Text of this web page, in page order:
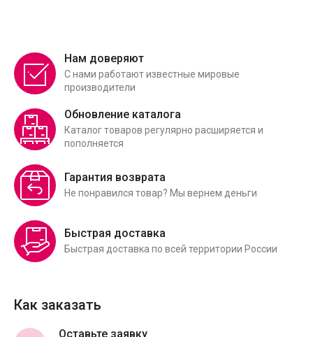
Нам доверяют
С нами работают известные мировые
производители
Обновление каталога
Каталог товаров регулярно расширяется и
пополняется
Гарантия возврата
Не понравился товар? Мы вернем деньги
Быстрая доставка
Быстрая доставка по всей территории России
Как заказать
Оставьте заявку